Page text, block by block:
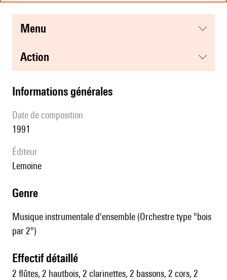
menu
action
informations générales
date de composition
1991
éditeur
Lemoine
genre
Musique instrumentale d'ensemble (Orchestre type "bois
par 2")
effectif détaillé
2 flûtes, 2 hautbois, 2 clarinettes, 2 bassons, 2 cors, 2